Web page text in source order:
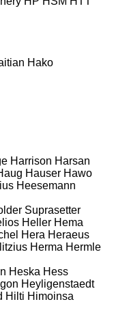
Hako
Harrison Harsan
Hauser Hawo
Heesemann
Suprasetter
Heller Hema
Hera Heraeus
Herma Hermle
Heska Hess
Heyligenstaedt
Hilti Himoinsa